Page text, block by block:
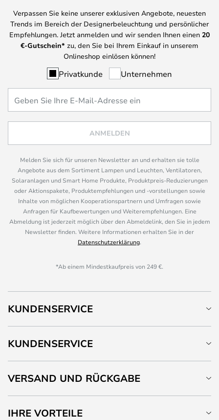
Verpassen Sie keine unserer exklusiven Angebote, neuesten
Trends im Bereich der Designerbeleuchtung und persönlicher
Empfehlungen. Jetzt anmelden und wir senden Ihnen einen 20
€-Gutschein* zu, den Sie bei Ihrem Einkauf in unserem
Onlineshop einlösen können!
Privatkunde Unternehmen
ANMELDEN
Melden Sie sich für unseren Newsletter an und erhalten sie tolle
Angebote aus dem Sortiment Lampen und Leuchten, Ventilatoren,
Solaranlagen und Smart Home Produkte, Produktpreis-Reduzierungen
oder Aktionspakete, Produktempfehlungen und -vorstellungen sowie
Inhalte von möglichen Kooperationspartnern und Umfragen sowie
Anfragen für Kaufbewertungen und Weiterempfehlungen. Eine
Abmeldung ist jederzeit möglich über den Abmeldelink, den Sie in jedem
Newsletter finden. Weitere Informationen erhalten Sie in der
Datenschutzerklärung.
*Ab einem Mindestkaufpreis von 249 €.
KUNDENSERVICE
KUNDENSERVICE
VERSAND UND RÜCKGABE
IHRE VORTEILE